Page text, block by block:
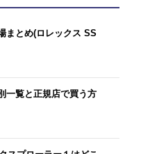
まとめ(ロレックス SS
一覧と正規店で買う方